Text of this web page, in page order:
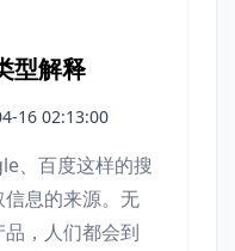
型解释
16 02:13:00
、百度这样的搜
息的来源。无
，人们都会到